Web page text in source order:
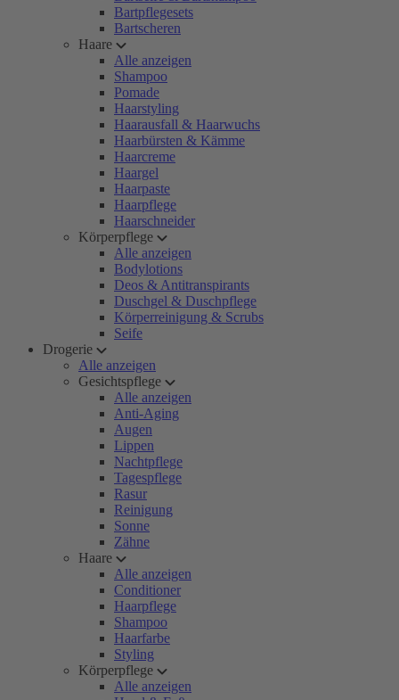
Bartpflegesets
Bartscheren
Haare
Alle anzeigen
Shampoo
Pomade
Haarstyling
Haarausfall & Haarwuchs
Haarbürsten & Kämme
Haarcreme
Haargel
Haarpaste
Haarpflege
Haarschneider
Körperpflege
Alle anzeigen
Bodylotions
Deos & Antitranspirants
Duschgel & Duschpflege
Körperreinigung & Scrubs
Seife
Drogerie
Alle anzeigen
Gesichtspflege
Alle anzeigen
Anti-Aging
Augen
Lippen
Nachtpflege
Tagespflege
Rasur
Reinigung
Sonne
Zähne
Haare
Alle anzeigen
Conditioner
Haarpflege
Shampoo
Haarfarbe
Styling
Körperpflege
Alle anzeigen